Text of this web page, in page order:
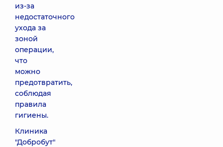
из-за
недостаточного
ухода за
зоной
операции,
что
можно
предотвратить,
соблюдая
правила
гигиены.
Клиника
"Добробут"